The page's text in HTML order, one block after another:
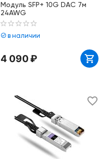
Модуль SFP+ 10G DAC 7м
24AWG
в наличии
4 090₽